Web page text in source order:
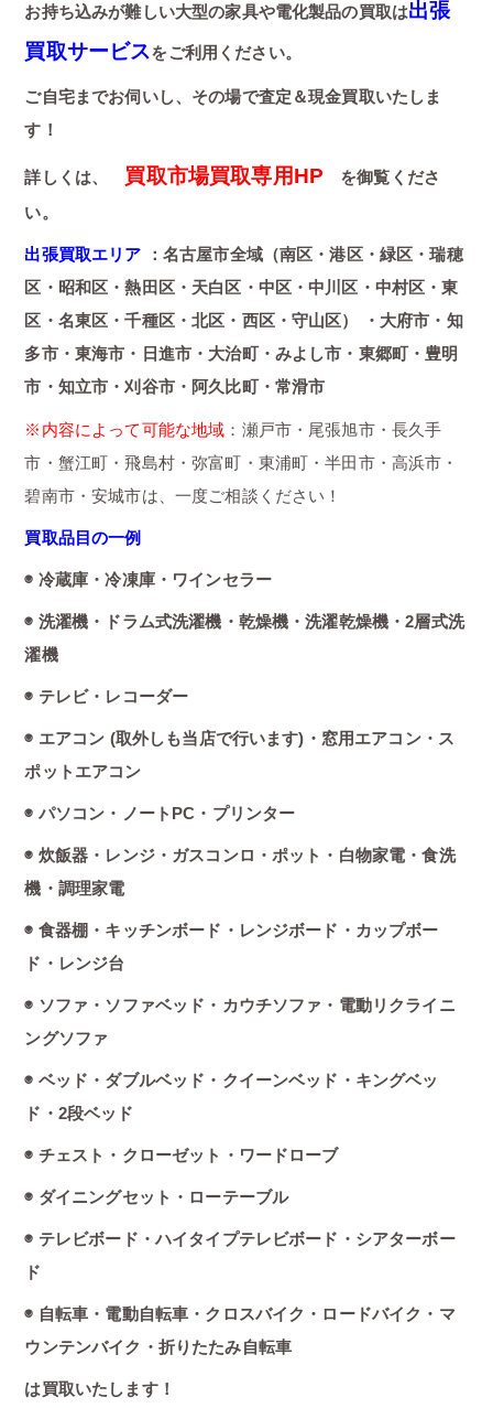
お持ち込みが難しい大型の家具や電化製品の買取は出張
買取サービスをご利用ください。
ご自宅までお伺いし、その場で査定＆現金買取いたしま
す！
詳しくは、 買取市場買取専用HP を御覧くださ
い。
出張買取エリア ：名古屋市全域（南区・港区・緑区・瑞穂
区・昭和区・熱田区・天白区・中区・中川区・中村区・東
区・名東区・千種区・北区・西区・守山区） ・大府市・知
多市・東海市・日進市・大治町・みよし市・東郷町・豊明
市・知立市・刈谷市・阿久比町・常滑市
※内容によって可能な地域 ：瀬戸市・尾張旭市・長久手
市・蟹江町・飛島村・弥富町・東浦町・半田市・高浜市・
碧南市・安城市は、一度ご相談ください！
買取品目の一例
◉ 冷蔵庫・冷凍庫・ワインセラー
◉ 洗濯機・ドラム式洗濯機・乾燥機・洗濯乾燥機・2層式洗
濯機
◉ テレビ・レコーダー
◉ エアコン (取外しも当店で行います)・窓用エアコン・ス
ポットエアコン
◉ パソコン・ノートPC・プリンター
◉ 炊飯器・レンジ・ガスコンロ・ポット・白物家電・食洗
機・調理家電
◉ 食器棚・キッチンボード・レンジボード・カップボー
ド・レンジ台
◉ ソファ・ソファベッド・カウチソファ・電動リクライニ
ングソファ
◉ ベッド・ダブルベッド・クイーンベッド・キングベッ
ド・2段ベッド
◉ チェスト・クローゼット・ワードローブ
◉ ダイニングセット・ローテーブル
◉ テレビボード・ハイタイプテレビボード・シアターボー
ド
◉ 自転車・電動自転車・クロスバイク・ロードバイク・マ
ウンテンバイク・折りたたみ自転車
は買取いたします！